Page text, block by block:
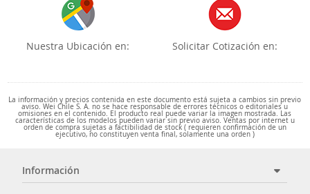
Nuestra Ubicación en: Solicitar Cotización en:
La información y precios contenida en este documento está sujeta a cambios sin previo
aviso. Wei Chile S. A. no se hace responsable de errores técnicos o editoriales u
omisiones en el contenido. El producto real puede variar la imagen mostrada. Las
características de los modelos pueden variar sin previo aviso. Ventas por internet u
orden de compra sujetas a factibilidad de stock ( requieren confirmación de un
ejecutivo, no constituyen venta final, solamente una orden )
Información